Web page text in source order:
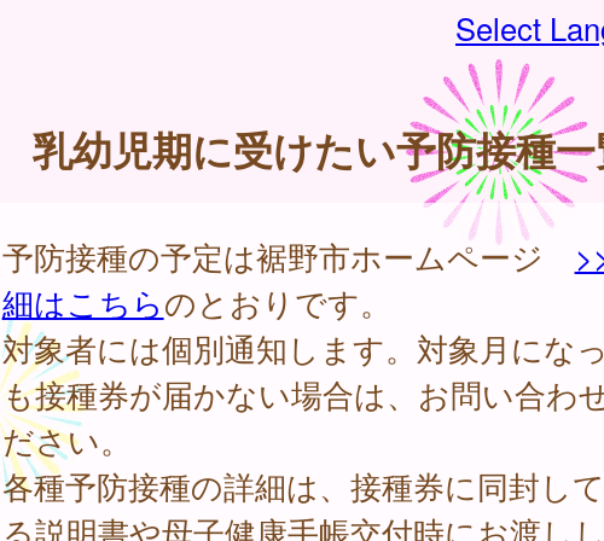
Select
乳幼児期に受けたい予防接種
予防接種の予定は裾野市ホームページ
細はこちらのとおりです。
対象者には個別通知します。対象月にな
も接種券が届かない場合は、お問い合わ
ださい。
各種予防接種の詳細は、接種券に同封し
る説明書や母子健康手帳交付時にお渡し